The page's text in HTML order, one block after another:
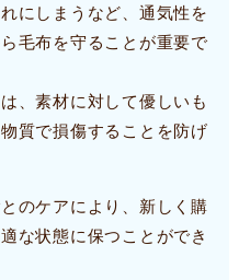
にしまうなど、通気性を
毛布を守ることが重要で
、素材に対して優しいも
質で損傷することを防げ
のケアにより、新しく購
な状態に保つことができ